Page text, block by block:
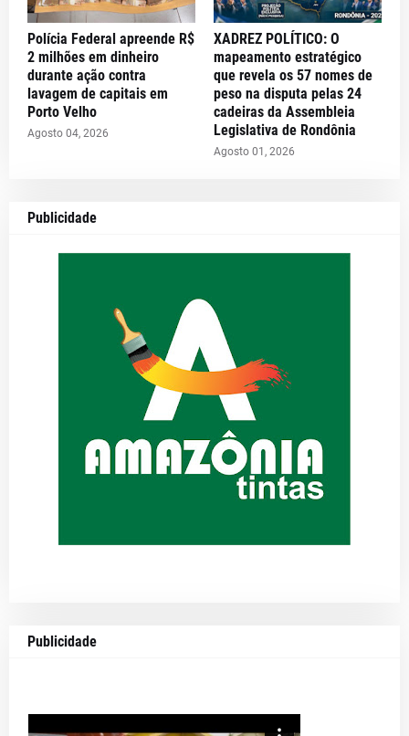
Polícia Federal apreende R$
2 milhões em dinheiro
durante ação contra
lavagem de capitais em
Porto Velho
Agosto 04, 2026
XADREZ POLÍTICO: O
mapeamento estratégico
que revela os 57 nomes de
peso na disputa pelas 24
cadeiras da Assembleia
Legislativa de Rondônia
Agosto 01, 2026
Publicidade
Publicidade